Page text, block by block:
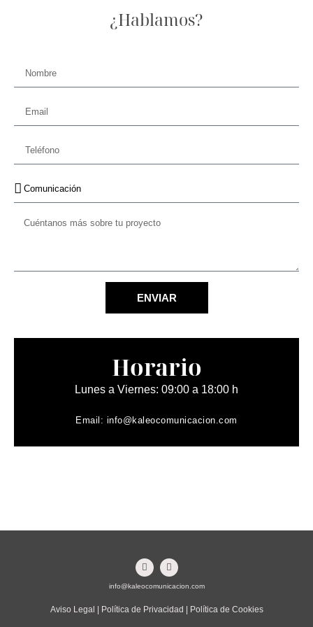
¿Hablamos?
ENVIAR
Horario
Lunes a Viernes: 09:00 a 18:00 h
Email: info@kaleocomunicacion.com
info@kaleocomunicacion.com
Aviso Legal | Política de Privacidad | Política de Cookies